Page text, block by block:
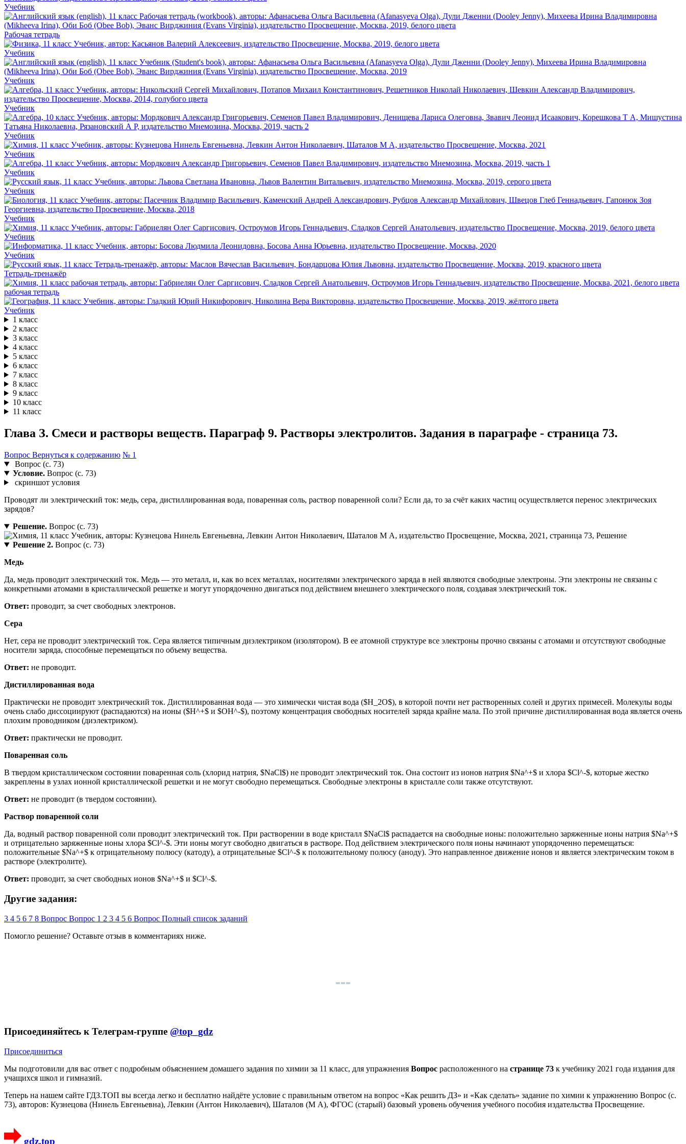
Учебник
Рабочая тетрадь
Учебник
Учебник
Учебник
Учебник
Учебник
Учебник
Учебник
Учебник
Учебник
Учебник
Тетрадь-тренажёр
рабочая тетрадь
Учебник
1 класс
2 класс
3 класс
4 класс
5 класс
6 класс
7 класс
8 класс
9 класс
10 класс
11 класс
Глава З. Смеси и растворы веществ. Параграф 9. Растворы электролитов. Задания в параграфе - страница 73.
Вопрос Вернуться к содержанию № 1
Вопрос (с. 73)
Условие.Вопрос (с. 73)
скриншот условия
Проводят ли электрический ток: медь, сера, дистиллированная вода, поваренная соль, раствор поваренной соли? Если да, то за счёт каких частиц осуществляется перенос электрических
зарядов?
Решение.Вопрос (с. 73)
Решение 2.Вопрос (с. 73)
Медь
Да, медь проводит электрический ток. Медь — это металл, и, как во всех металлах, носителями электрического заряда в ней являются свободные электроны. Эти электроны не связаны с
конкретными атомами в кристаллической решетке и могут упорядоченно двигаться под действием внешнего электрического поля, создавая электрический ток.
Ответ: проводит, за счет свободных электронов.
Сера
Нет, сера не проводит электрический ток. Сера является типичным диэлектриком (изолятором). В ее атомной структуре все электроны прочно связаны с атомами и отсутствуют свободные
носители заряда, способные перемещаться по объему вещества.
Ответ: не проводит.
Дистиллированная вода
Практически не проводит электрический ток. Дистиллированная вода — это химически чистая вода ($H_2O$), в которой почти нет растворенных солей и других примесей. Молекулы воды
очень слабо диссоциируют (распадаются) на ионы ($H^+$ и $OH^-$), поэтому концентрация свободных носителей заряда крайне мала. По этой причине дистиллированная вода является очень
плохим проводником (диэлектриком).
Ответ: практически не проводит.
Поваренная соль
В твердом кристаллическом состоянии поваренная соль (хлорид натрия, $NaCl$) не проводит электрический ток. Она состоит из ионов натрия $Na^+$ и хлора $Cl^-$, которые жестко
закреплены в узлах ионной кристаллической решетки и не могут свободно перемещаться. Свободные электроны в кристалле соли также отсутствуют.
Ответ: не проводит (в твердом состоянии).
Раствор поваренной соли
Да, водный раствор поваренной соли проводит электрический ток. При растворении в воде кристалл $NaCl$ распадается на свободные ионы: положительно заряженные ионы натрия $Na^+$
и отрицательно заряженные ионы хлора $Cl^-$. Эти ионы могут свободно двигаться в растворе. Под действием электрического поля ионы начинают упорядоченно перемещаться:
положительные $Na^+$ к отрицательному полюсу (катоду), а отрицательные $Cl^-$ к положительному полюсу (аноду). Это направленное движение ионов и является электрическим током в
растворе (электролите).
Ответ: проводит, за счет свободных ионов $Na^+$ и $Cl^-$.
Другие задания:
3 4 5 6 7 8 Вопрос Вопрос 1 2 3 4 5 6 Вопрос Полный список заданий
Помогло решение? Оставьте отзыв в комментариях ниже.
Присоединяйтесь к Телеграм-группе @top_gdz
Присоединиться
Мы подготовили для вас ответ c подробным объяснением домашего задания по химии за 11 класс, для упражнения Вопрос расположенного на странице 73 к учебнику 2021 года издания для
учащихся школ и гимназий.
Теперь на нашем сайте ГДЗ.ТОП вы всегда легко и бесплатно найдёте условие с правильным ответом на вопрос «Как решить ДЗ» и «Как сделать» задание по химии к упражнению Вопрос (с.
73), авторов: Кузнецова (Нинель Евгеньевна), Левкин (Антон Николаевич), Шаталов (М А), ФГОС (старый) базовый уровень обучения учебного пособия издательства Просвещение.
gdz.top